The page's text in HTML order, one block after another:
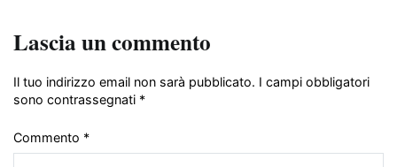
Lascia un commento
Il tuo indirizzo email non sarà pubblicato. I campi obbligatori
sono contrassegnati *
Commento *